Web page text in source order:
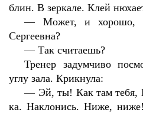
блин. В зеркале. Клей
— Может, и хорошо,
Сергеевна?
—Так считаешь?
Тренер задумчиво
углу зала. Крикнула:
— Эй, ты! Как там тебя,
ка. Наклонись. Ниже,